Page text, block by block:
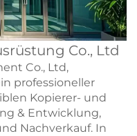
Co., Ltd
Co., Ltd,
professioneller
Kopierer- und
& Entwicklung,
Nachverkauf. In